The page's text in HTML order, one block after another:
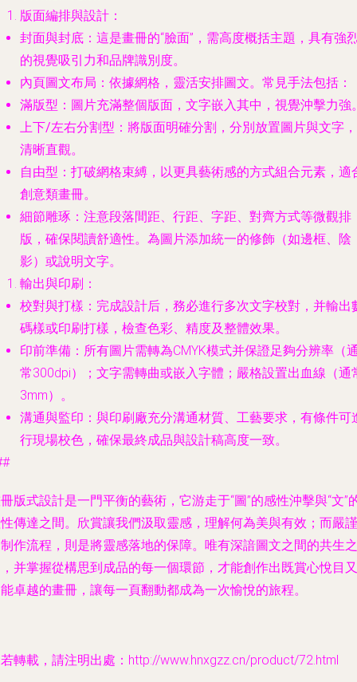
版面編排與設計 ：
封面與封底 ：這是畫冊的“臉面”，需高度概括主題，具有強
的視覺吸引力和品牌識別度。
內頁圖文布局 ：依據網格，靈活安排圖文。常見手法包括：
滿版型 ：圖片充滿整個版面，文字嵌入其中，視覺沖擊力強
上下/左右分割型 ：將版面明確分割，分別放置圖片與文字，
清晰直觀。
自由型 ：打破網格束縛，以更具藝術感的方式組合元素，適
創意類畫冊。
細節雕琢 ：注意段落間距、行距、字距、對齊方式等微觀排
版，確保閱讀舒適性。為圖片添加統一的修飾（如邊框、陰
影）或說明文字。
輸出與印刷 ：
校對與打樣 ：完成設計后，務必進行多次文字校對，并輸出
碼樣或印刷打樣，檢查色彩、精度及整體效果。
印前準備 ：所有圖片需轉為CMYK模式并保證足夠分辨率（
常300dpi）；文字需轉曲或嵌入字體；嚴格設置出血線（通
3mm）。
溝通與監印 ：與印刷廠充分溝通材質、工藝要求，有條件可
行現場校色，確保最終成品與設計稿高度一致。
版式設計是一門平衡的藝術，它游走于“圖”的感性沖擊與“文”
傳達之間。欣賞讓我們汲取靈感，理解何為美與有效；而嚴謹
作流程，則是將靈感落地的保障。唯有深諳圖文之間的共生之
并掌握從構思到成品的每一個環節，才能創作出既賞心悅目又
卓越的畫冊，讓每一頁翻動都成為一次愉悅的旅程。
轉載，請注明出處：http://www.hnxgzz.cn/product/72.html